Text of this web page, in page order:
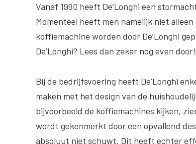
Vanaf 1990 heeft De’Longhi een
Momenteel heeft men namelijk niet alleen
koffiemachine worden door De’Longhi
De’Longhi? Lees dan zeker nog even door!
Bij de bedrijfsvoering heeft De’Longhi
maken met het design van de
bijvoorbeeld de koffiemachines kijken,
wordt gekenmerkt door een opvallend
absoluut niet schuwt. Dit heeft echter